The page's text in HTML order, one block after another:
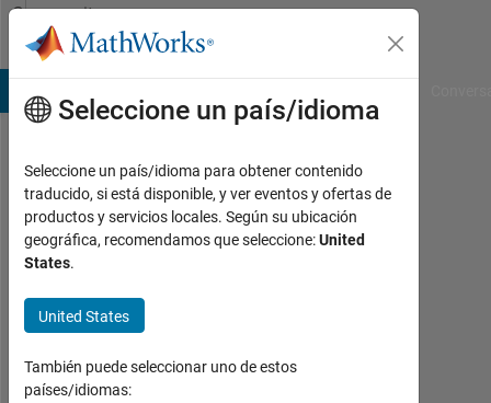
Saltar al contenido
Community
Profile
Diego
Caro
López
Last
seen:
días
Seleccione un país/idioma
Seleccione un país/idioma para obtener contenido
traducido, si está disponible, y ver eventos y ofertas de
productos y servicios locales. Según su ubicación
geográfica, recomendamos que seleccione:United
States.
United States
También puede seleccionar uno de estos
países/idiomas: